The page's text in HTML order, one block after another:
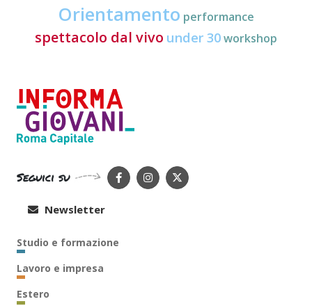
Orientamento performance
spettacolo dal vivo under 30workshop
Seguici su
Newsletter
Studio e formazione
Lavoro e impresa
Estero